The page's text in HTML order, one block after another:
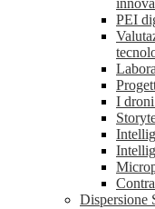
PEI
I
Dispersione